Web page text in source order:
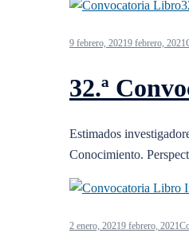
9 febrero, 20219 febrero, 2021
32.ª
Estimados
Conocimiento.
2 enero, 20219 febrero, 2021